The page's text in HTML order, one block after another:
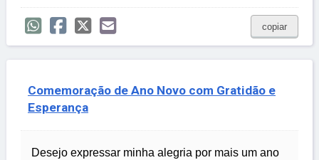
copiar
Comemoração de Ano Novo com Gratidão e
Esperança
Desejo expressar minha alegria por mais um ano